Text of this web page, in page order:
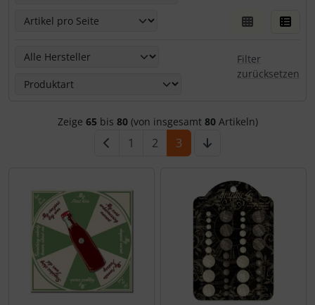
Hier kannst Du die nachfolgenden Artikel nach ihren
Filter
zurücksetzen
Zeige 65 bis 80(von insgesamt 80Artikeln)
1 2 3